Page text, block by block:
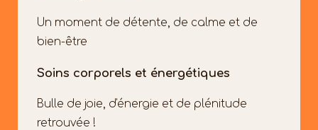
Un moment de détente, de calme et de
bien-être
Soins corporels et énergétiques
Bulle de joie, d'énergie et de plénitude
retrouvée !